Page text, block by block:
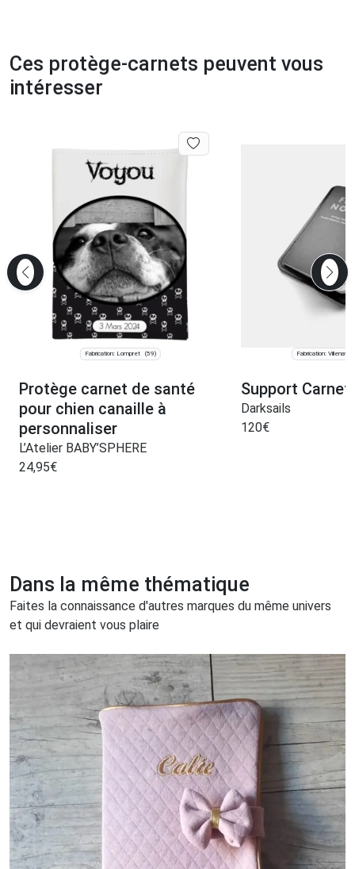
Ces protège-carnets peuvent vous
intéresser
Fabrication: Lompret (59)
Protège carnet de santé
pour chien canaille à
personnaliser
L’Atelier BABY’SPHERE
24,95€
Fabrication: Villenave-
Support Carnet
Darksails
120€
Dans la même thématique
Faites la connaissance d'autres marques du même univers
et qui devraient vous plaire